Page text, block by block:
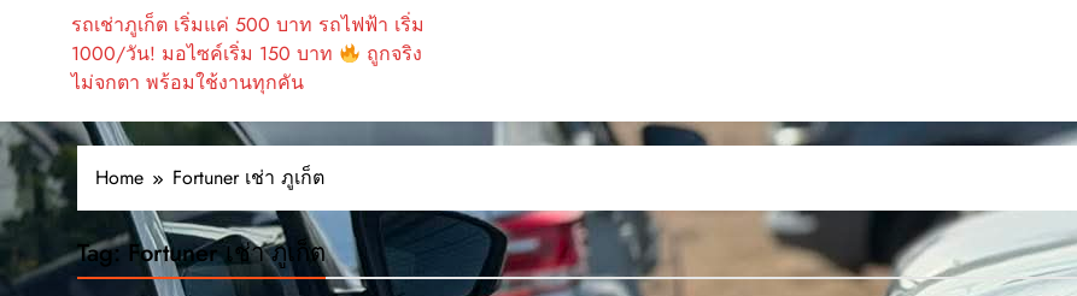
รถเช่าภูเก็ต เริ่มแค่ 500 บาท รถไฟฟ้า เริ่ม
1000/วัน! มอไซค์เริ่ม 150 บาท
ถูกจริง
ไม่จกตา พร้อมใช้งานทุกคัน
Home Fortuner เช่า ภูเก็ต
Tag:Fortuner เช่า ภูเก็ต